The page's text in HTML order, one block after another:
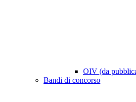
OIV (da
Bandi di concorso